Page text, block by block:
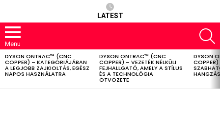
LATEST
Menu
LATEST
STORIES
DYSON ONTRAC™ (CNC
COPPER) – KATEGÓRIÁJÁBAN
A LEGJOBB ZAJKIOLTÁS, EGÉSZ
NAPOS HASZNÁLATRA
DYSON ONTRAC™ (CNC
COPPER) – VEZETÉK NÉLKÜLI
FEJHALLGATÓ, AMELY A STÍLUS
ÉS A TECHNOLÓGIA
ÖTVÖZETE
DYSON
COPPER)